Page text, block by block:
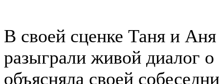
В своей сценке Таня и
разыграли живой диалог
объясняла своей